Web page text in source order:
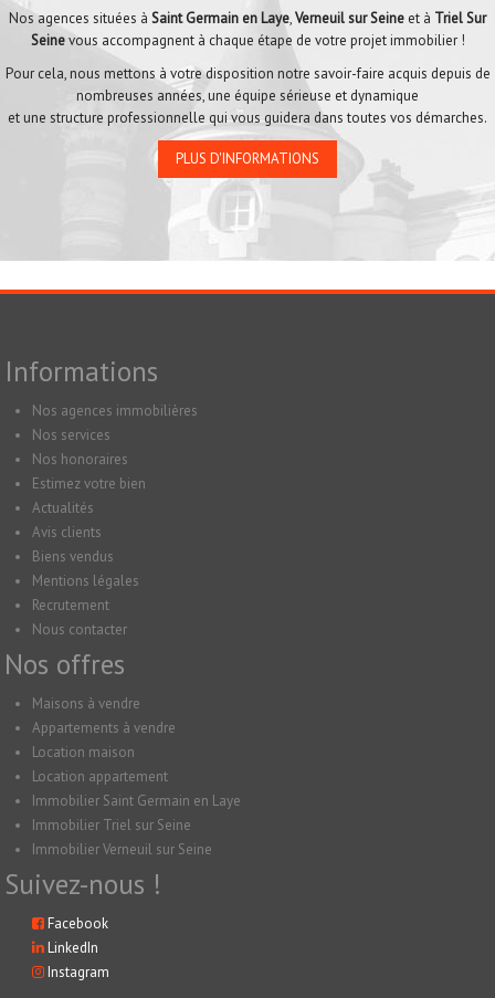
Nos agences situées à Saint Germain en Laye,Verneuil sur Seine et à Triel Sur
Seinevous accompagnent à chaque étape de votre projet immobilier !
Pour cela, nous mettons à votre disposition notre savoir-faire acquis depuis de
nombreuses années, une équipe sérieuse et dynamique
et une structure professionnelle qui vous guidera dans toutes vos démarches.
PLUS D'INFORMATIONS
Informations
Nos agences immobilières
Nos services
Nos honoraires
Estimez votre bien
Actualités
Avis clients
Biens vendus
Mentions légales
Recrutement
Nous contacter
Nos offres
Maisons à vendre
Appartements à vendre
Location maison
Location appartement
Immobilier Saint Germain en Laye
Immobilier Triel sur Seine
Immobilier Verneuil sur Seine
Suivez-nous !
Facebook
LinkedIn
Instagram